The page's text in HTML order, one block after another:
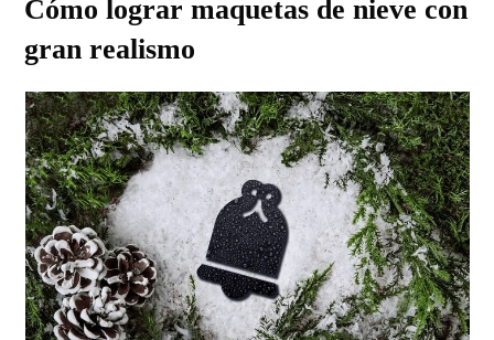
Cómo lograr maquetas de nieve con
gran realismo